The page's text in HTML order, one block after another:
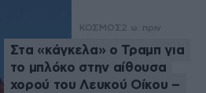
ΚΟΣΜΟΣ2 ω. πριν
Στα «κάγκελα» ο Τραμπ για
το μπλόκο στην αίθουσα
χορού του Λευκού Οίκου –